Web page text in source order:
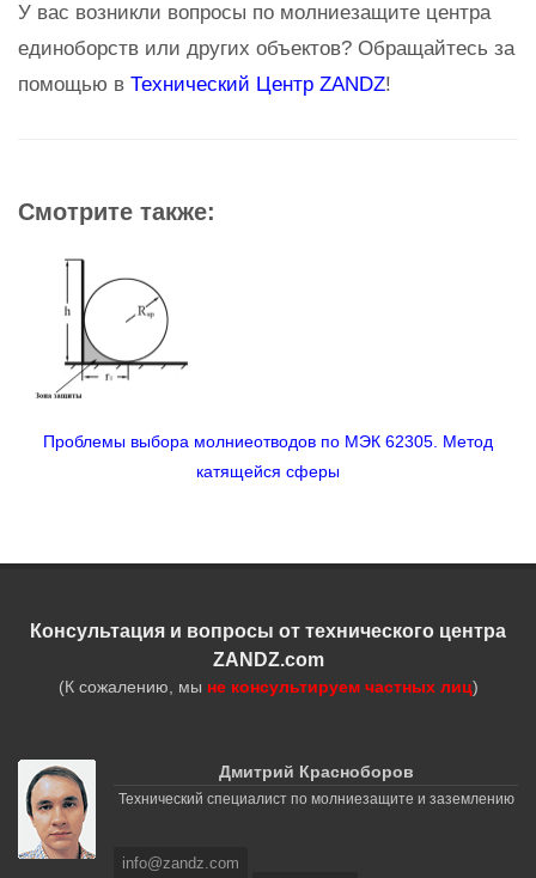
У вас возникли вопросы по молниезащите центра
единоборств или других объектов? Обращайтесь за
помощью в Технический Центр ZANDZ!
Смотрите также:
по МЭК 62305. Метод
Молниезащита станции
Консультация и вопросы от технического центра
ZANDZ.com
(К сожалению, мы не консультируем частных лиц)
Дмитрий Красноборов
Технический специалист по молниезащите и заземлению
info@zandz.com